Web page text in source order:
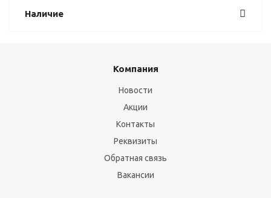
Наличие
Компания
Новости
Акции
Контакты
Реквизиты
Обратная связь
Вакансии